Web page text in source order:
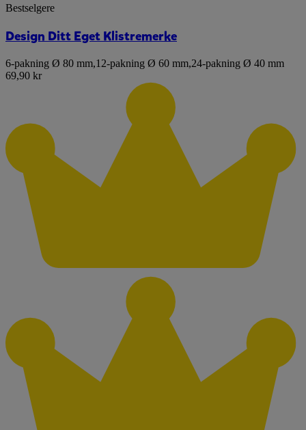
Bestselgere
Design Ditt Eget Klistremerke
6-pakning Ø 80 mm,12-pakning Ø 60 mm,24-pakning Ø 40 mm
69,90 kr